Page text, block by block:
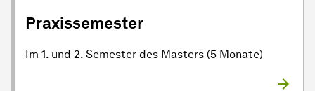
Praxissemester
Im 1. und 2. Semester des Masters (5 Monate)